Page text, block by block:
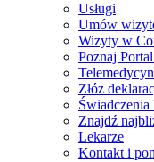
Usługi
Umów
Wizyty w
Poznaj
Złóż
Znajdź
Lekarze
Kontakt i